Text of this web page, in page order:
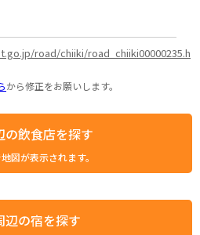
road/chiiki/road_chiiki00000235.h
から修正をお願いします。
の飲食店を探す
図が表示されます。
辺の宿を探す